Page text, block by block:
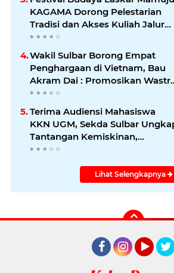
KAGAMA Dorong Pelestarian
Tradisi dan Akses Kuliah Jalur
Afirmasi di UGM
Wakil Sulbar Borong Empat
Penghargaan di Vietnam, Bau
Akram Dai : Promosikan
dan Budaya Sulawesi Barat ke
Panggung Dunia
Terima Audiensi Mahasiswa
KKN UGM, Sekda Sulbar
Tantangan Kemiskinan,
Stunting, dan Pendidikan
Lihat Selengkapnya